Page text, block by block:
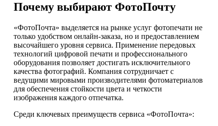
Почему выбирают ФотоПочту
«ФотоПочта» выделяется на рынке услуг фотопечати не
только удобством онлайн-заказа, но и предоставлением
высочайшего уровня сервиса. Применение передовых
технологий цифровой печати и профессионального
оборудования позволяет достигать исключительного
качества фотографий. Компания сотрудничает с
ведущими мировыми производителями фотоматериалов
для обеспечения стойкости цвета и четкости
изображения каждого отпечатка.
Среди ключевых преимуществ сервиса «ФотоПочта»: